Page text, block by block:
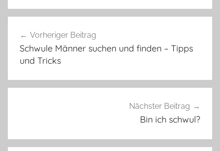
Vorheriger Beitrag
Schwule Männer suchen und finden – Tipps
und Tricks
Nächster Beitrag
Bin ich schwul?